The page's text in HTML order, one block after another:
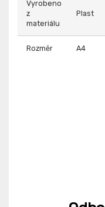
Vyrobeno
z
materiálu
Plast
Rozměr A4